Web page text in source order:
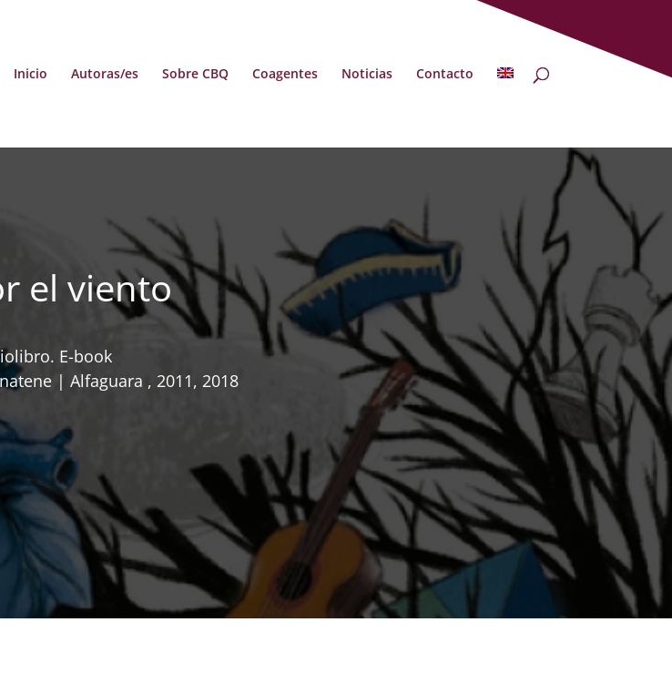
Inicio Autoras/es Sobre CBQ Coagentes Noticias Contacto
el viento
E-book
| Alfaguara , 2011, 2018